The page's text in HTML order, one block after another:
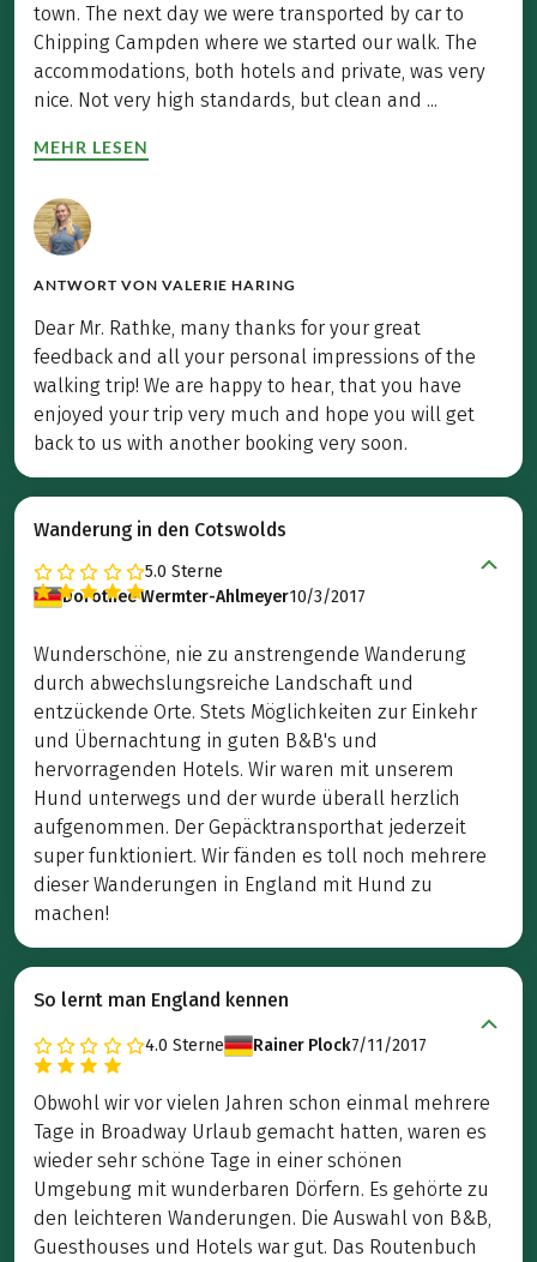
town. The next day we were transported by car to
Chipping Campden where we started our walk. The
accommodations, both hotels and private, was very
nice. Not very high standards, but clean and ...
MEHR LESEN
ANTWORT VON VALERIE HARING
Dear Mr. Rathke, many thanks for your great
feedback and all your personal impressions of the
walking trip! We are happy to hear, that you have
enjoyed your trip very much and hope you will get
back to us with another booking very soon.
Wanderung in den Cotswolds
5.0 Sterne
Dorothee Wermter-Ahlmeyer10/3/2017
Wunderschöne, nie zu anstrengende Wanderung
durch abwechslungsreiche Landschaft und
entzückende Orte. Stets Möglichkeiten zur Einkehr
und Übernachtung in guten B&B's und
hervorragenden Hotels. Wir waren mit unserem
Hund unterwegs und der wurde überall herzlich
aufgenommen. Der Gepäcktransporthat jederzeit
super funktioniert. Wir fänden es toll noch mehrere
dieser Wanderungen in England mit Hund zu
machen!
So lernt man England kennen
4.0 Sterne Rainer Plock7/11/2017
Obwohl wir vor vielen Jahren schon einmal mehrere
Tage in Broadway Urlaub gemacht hatten, waren es
wieder sehr schöne Tage in einer schönen
Umgebung mit wunderbaren Dörfern. Es gehörte zu
den leichteren Wanderungen. Die Auswahl von B&B,
Guesthouses und Hotels war gut. Das Routenbuch